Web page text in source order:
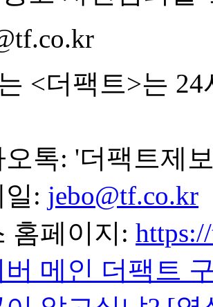
<더팩트>는
오톡: '더팩트제
일: jebo@tf.co.kr
홈페이지:
버 메인 더팩트